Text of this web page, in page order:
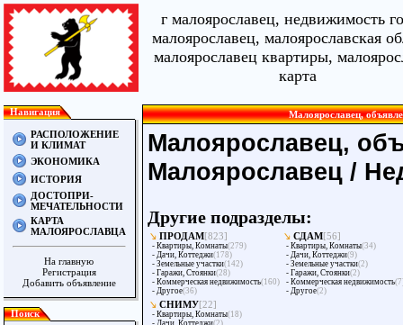
г малоярославец, недвижимость
малоярославец, малоярославская
малоярославец квартиры,
карта
Навигация
РАСПОЛОЖЕНИЕ
И КЛИМАТ
ЭКОНОМИКА
ИСТОРИЯ
ДОСТОПРИ-
МЕЧАТЕЛЬНОСТИ
КАРТА
МАЛОЯРОСЛАВЦА
На главную
Регистрация
Добавить объявление
Поиск
Малоярославец,
Малоярославец,
Малоярославец /
Другие подразделы:
ПРОДАМ[823]
- Квартиры, Комнаты(279)
- Дачи, Коттеджи(178)
- Земельные участки(142)
- Гаражи, Стоянки(28)
- Коммерческая недвижимость(160)
- Другое(36)
СДАМ[56]
- Квартиры, Комнаты(34)
- Дачи, Коттеджи(9)
- Земельные участки(2)
- Гаражи, Стоянки(2)
- Коммерческая недвижимость
- Другое(2)
СНИМУ[22]
- Квартиры, Комнаты(18)
- Дачи, Коттеджи(2)